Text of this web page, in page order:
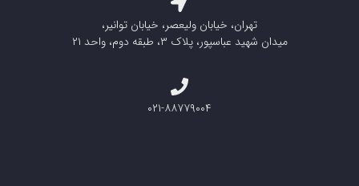
تهران، خیابان ولیعصر، خیابان توانیر،
میدان شهید عباسپور، پلاک ۳، طبقه دوم، واحد ۲۱
۰۲۱-۸۸۷۷۹۰۰۴